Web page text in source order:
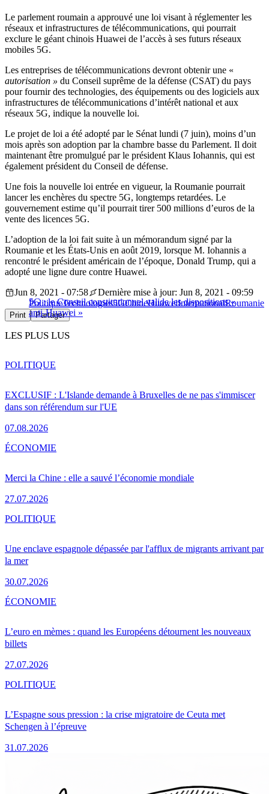
Le parlement roumain a approuvé une loi visant à réglementer les
réseaux et infrastructures de télécommunications, qui pourrait
exclure le géant chinois Huawei de l’accès à ses futurs réseaux
mobiles 5G.
Les entreprises de télécommunications devront obtenir une «
autorisation » du Conseil suprême de la défense (CSAT) du pays
pour fournir des technologies, des équipements ou des logiciels aux
infrastructures de télécommunications d’intérêt national et aux
réseaux 5G, indique la nouvelle loi.
Le projet de loi a été adopté par le Sénat lundi (7 juin), moins d’un
mois après son adoption par la chambre basse du Parlement. Il doit
maintenant être promulgué par le président Klaus Iohannis, qui est
également président du Conseil de défense.
Une fois la nouvelle loi entrée en vigueur, la Roumanie pourrait
lancer les enchères du spectre 5G, longtemps retardées. Le
gouvernement estime qu’il pourrait tirer 500 millions d’euros de la
vente des licences 5G.
L’adoption de la loi fait suite à un mémorandum signé par la
Roumanie et les États-Unis en août 2019, lorsque M. Iohannis a
rencontré le président américain de l’époque, Donald Trump, qui a
adopté une ligne dure contre Huawei.
5G : le Conseil constitutionnel valide les dispositions «
anti-Huawei »
Jun 8, 2021 - 07:58
Dernière mise à jour: Jun 8, 2021 - 09:59
PolitiqueTechnologies5GChineHuaweiInternationalRoumanie
Print Partager
LES PLUS LUS
EXCLUSIF : L'Islande demande à Bruxelles de ne pas s'immiscer
dans son référendum sur l'UE
07.08.2026
POLITIQUE
Merci la Chine : elle a sauvé l’économie mondiale
27.07.2026
ÉCONOMIE
Une enclave espagnole dépassée par l'afflux de migrants arrivant par
la mer
30.07.2026
POLITIQUE
L’euro en mèmes : quand les Européens détournent les nouveaux
billets
27.07.2026
ÉCONOMIE
L’Espagne sous pression : la crise migratoire de Ceuta met
Schengen à l’épreuve
31.07.2026
POLITIQUE